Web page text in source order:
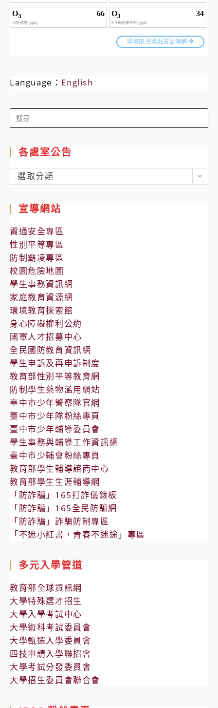
Language： English
Search
for:
各處室公告
各
處
公
告
選取分類
宣導網站
資通安全專區
性別平等專區
防制霸凌專區
校園危險地圖
學生事務資訊網
家庭教育資源網
環境教育探索館
身心障礙權利公約
國軍人才招募中心
全民國防教育資訊網
學生申訴及再申訴制度
教育部性別平等教育網
防制學生藥物濫用網站
臺中市少年警察隊官網
臺中市少年隊粉絲專頁
臺中市少年輔導委員會
學生事務與輔導工作資訊網
臺中市少輔會粉絲專頁
教育部學生輔導諮商中心
教育部學生生涯輔導網
「防詐騙」165打詐儀錶板
「防詐騙」165全民防騙網
「防詐騙」詐騙防制專區
「不迷小紅書，青春不迷途」專區
多元入學管道
教育部全球資訊網
大學特殊選才招生
大學入學考試中心
大學術科考試委員會
大學甄選入學委員會
四技申請入學聯招會
大學考試分發委員會
大學招生委員會聯合會